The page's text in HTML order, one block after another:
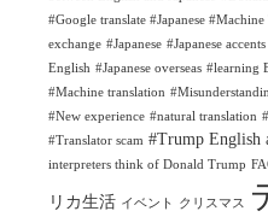
#Google translate #Japanese
exchange #Japanese #Japanese accents
English #Japanese overseas #learning
#Machine translation
#New experience #natural translation
#Translator scam #Trump English
interpreters think of Donald Trump
リカ生活 イベント クリスマス